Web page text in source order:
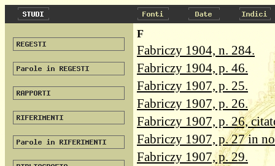
F
Fabriczy 1904, n. 284.
Fabriczy 1904, p. 46.
Fabriczy 1907, p. 25.
Fabriczy 1907, p. 26.
Fabriczy 1907, p. 26,
Fabriczy 1907, p. 27 in
Fabriczy 1907, p. 29.